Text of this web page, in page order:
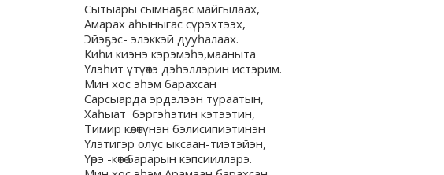
Сытыары сымнаҕас майгылаах,
Амарах аһыныгас сүрэхтээх,
Эйэҕэс- элэккэй дууһалаах.
Киһи киэнэ кэрэмэһэ,мааныта
Үлэһит үтүөтэ дэһэллэрин истэрим.
Мин хос эһэм барахсан
Сарсыарда эрдэлээн тураатын,
Хаһыат бэргэһэтин кэтээтин,
Тимир көлөтүнэн бэлисипиэтинэн
Үлэтигэр олус ыксаан-тиэтэйэн,
Үөрэ -көтө барарын кэпсииллэрэ.